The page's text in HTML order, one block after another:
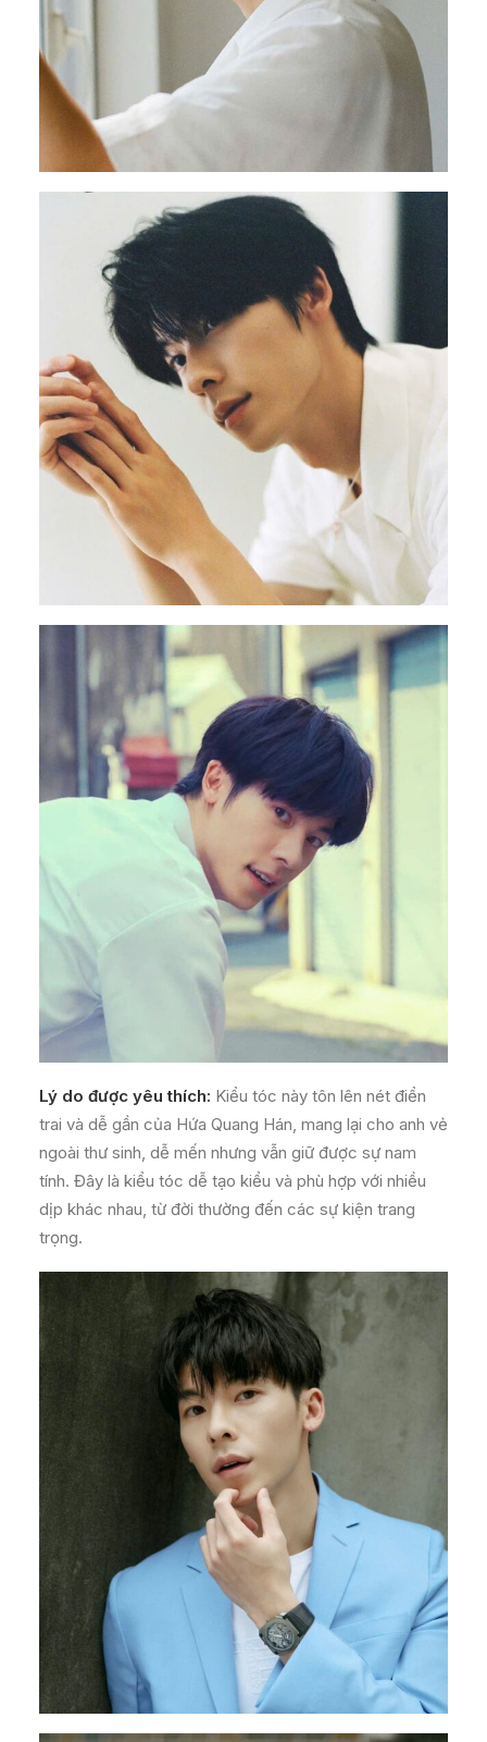
Lý do được yêu thích: Kiểu tóc này tôn lên nét điển
trai và dễ gần của Hứa Quang Hán, mang lại cho anh vẻ
ngoài thư sinh, dễ mến nhưng vẫn giữ được sự nam
tính. Đây là kiểu tóc dễ tạo kiểu và phù hợp với nhiều
dịp khác nhau, từ đời thường đến các sự kiện trang
trọng.